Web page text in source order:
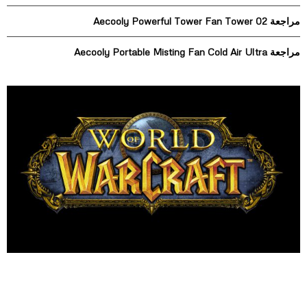
H
مراجعة Aecooly Powerful Tower Fan Tower 02
مراجعة Aecooly Portable Misting Fan Cold Air Ultra